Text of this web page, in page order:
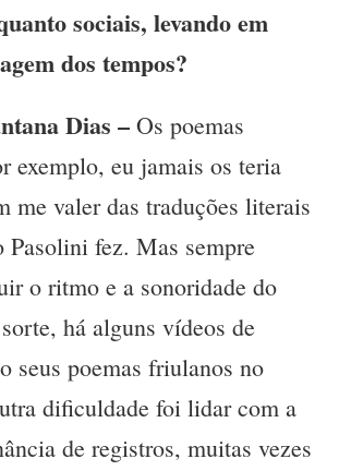
sociais, levando em
dos tempos?
Dias – Os poemas
exemplo, eu jamais os teria
me valer das traduções literais
Pasolini fez. Mas sempre
o ritmo e a sonoridade do
há alguns vídeos de
seus poemas friulanos no
dificuldade foi lidar com a
de registros, muitas vezes